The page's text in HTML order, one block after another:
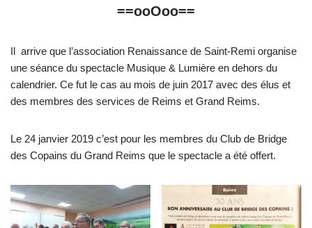
==ooOoo==
Il arrive que l’association Renaissance de Saint-Remi organise
une séance du spectacle Musique & Lumière en dehors du
calendrier. Ce fut le cas au mois de juin 2017 avec des élus et
des membres des services de Reims et Grand Reims.
Le 24 janvier 2019 c’est pour les membres du Club de Bridge
des Copains du Grand Reims que le spectacle a été offert.